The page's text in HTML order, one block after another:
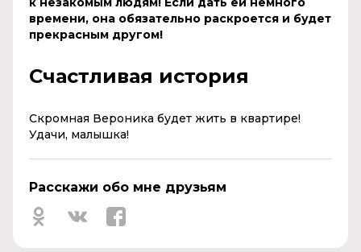
времени, она обязательно раскроется и будет
прекрасным другом!
Счастливая история
Скромная Вероника будет жить в квартире!
Удачи, малышка!
Расскажи обо мне друзьям